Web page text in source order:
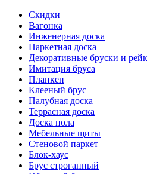
Скидки
Вагонка
Инженерная доска
Паркетная доска
Декоративные бруски и
Имитация бруса
Планкен
Клееный брус
Палубная доска
Террасная доска
Доска пола
Мебельные щиты
Стеновой паркет
Блок-хаус
Брус строганный